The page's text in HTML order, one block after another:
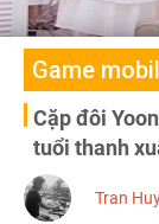
Game
Cặp đôi
tuổi thanh
Tran